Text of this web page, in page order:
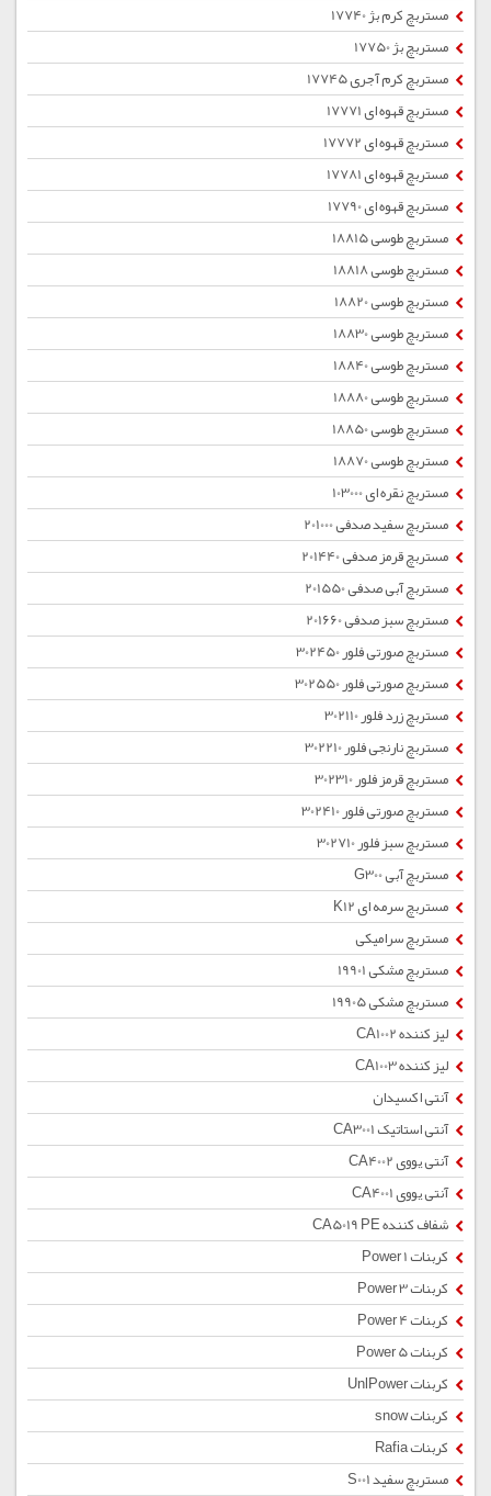
مستربچ کرم بژ 17740
مستربچ بژ 17750
مستربچ کرم آجری 17745
مستربچ قهوه ای 17771
مستربچ قهوه ای 17772
مستربچ قهوه ای 17781
مستربچ قهوه ای 17790
مستربچ طوسی 18815
مستربچ طوسی 18818
مستربچ طوسی 18820
مستربچ طوسی 18830
مستربچ طوسی 18840
مستربچ طوسی 18880
مستربچ طوسی 18850
مستربچ طوسی 18870
مستربچ نقره ای 103000
مستربچ سفید صدفی 201000
مستربچ قرمز صدفی 201440
مستربچ آبی صدفی 201550
مستربچ سبز صدفی 201660
مستربچ صورتی فلور 302450
مستربچ صورتی فلور 302550
مستربچ زرد فلور 302110
مستربچ نارنجی فلور 302210
مستربچ قرمز فلور 302310
مستربچ صورتی فلور 302410
مستربچ سبز فلور 302710
مستربچ آبی G300
مستربچ سرمه ای K12
مستربچ سرامیکی
مستربچ مشکی 19901
مستربچ مشکی 19905
لیز کننده CA1002
لیز کننده CA1003
آنتی اکسیدان
آنتی استاتیک CA3001
آنتی یووی CA4002
آنتی یووی CA4001
شفاف کننده CA5019 PE
کربنات Power 1
کربنات Power 3
کربنات Power 4
کربنات Power 5
کربنات UnlPower
کربنات snow
کربنات Rafia
مستربچ سفید S001